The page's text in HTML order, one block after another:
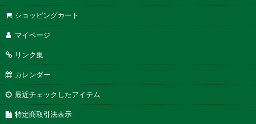
ショッピングカート
マイページ
リンク集
カレンダー
最近チェックしたアイテム
特定商取引法表示